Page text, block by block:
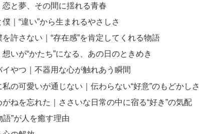
恋と夢、その間に揺れる青春
｜“違い”から生まれるやさしさ
許さない｜“存在感”を肯定してくれる物語
いが“かたち”になる、あの日のときめき
やつ｜不器用な心が触れあう瞬間
の可愛いが通じない｜伝わらない“好意”のもどかしさ
ねを忘れた｜ささいな日常の中に宿る“好き”の気配
”が人を癒す理由